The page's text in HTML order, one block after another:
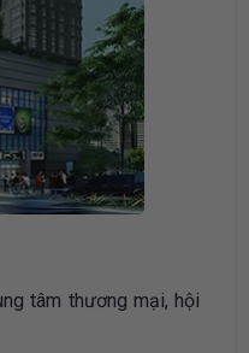
tâm thương mại, hội